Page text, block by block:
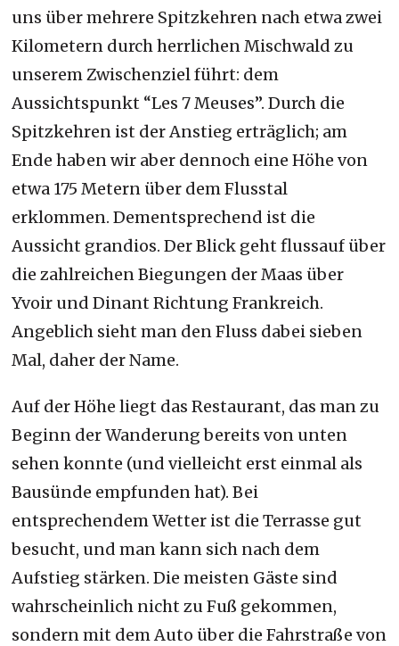
uns über mehrere Spitzkehren nach etwa zwei
Kilometern durch herrlichen Mischwald zu
unserem Zwischenziel führt: dem
Aussichtspunkt “Les 7 Meuses”. Durch die
Spitzkehren ist der Anstieg erträglich; am
Ende haben wir aber dennoch eine Höhe von
etwa 175 Metern über dem Flusstal
erklommen. Dementsprechend ist die
Aussicht grandios. Der Blick geht flussauf über
die zahlreichen Biegungen der Maas über
Yvoir und Dinant Richtung Frankreich.
Angeblich sieht man den Fluss dabei sieben
Mal, daher der Name.
Auf der Höhe liegt das Restaurant, das man zu
Beginn der Wanderung bereits von unten
sehen konnte (und vielleicht erst einmal als
Bausünde empfunden hat). Bei
entsprechendem Wetter ist die Terrasse gut
besucht, und man kann sich nach dem
Aufstieg stärken. Die meisten Gäste sind
wahrscheinlich nicht zu Fuß gekommen,
sondern mit dem Auto über die Fahrstraße von